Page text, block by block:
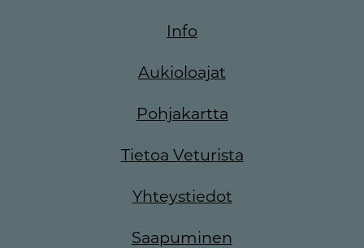
Info
Aukioloajat
Pohjakartta
Tietoa Veturista
Yhteystiedot
Saapuminen